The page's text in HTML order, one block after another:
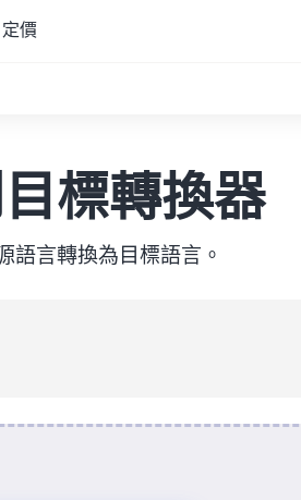
定價
標轉換器
語言轉換為目標語言。